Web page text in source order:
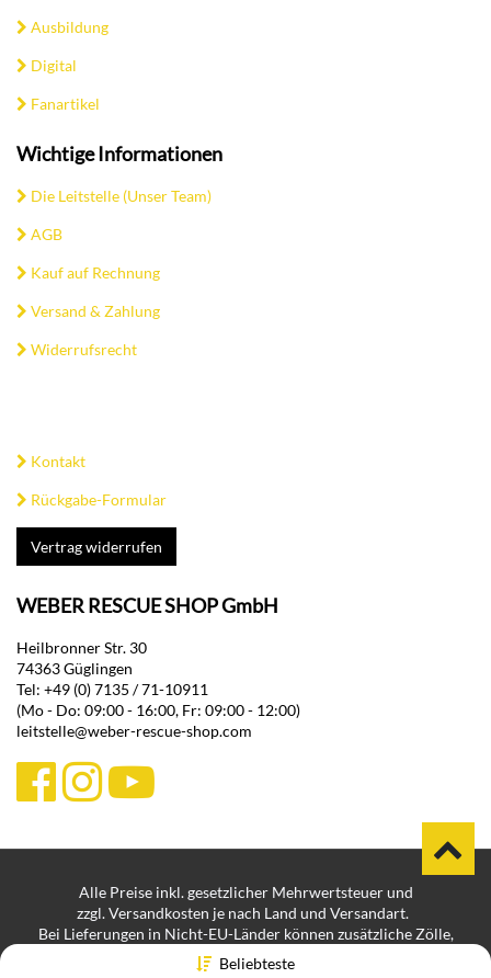
Beliebteste
Ausbildung
Digital
Fanartikel
Wichtige Informationen
Die Leitstelle (Unser Team)
AGB
Kauf auf Rechnung
Versand & Zahlung
Widerrufsrecht
Kontakt
Rückgabe-Formular
Vertrag widerrufen
WEBER RESCUE SHOP GmbH
Heilbronner Str. 30
74363 Güglingen
Tel: +49 (0) 7135 / 71-10911
(Mo - Do: 09:00 - 16:00, Fr: 09:00 - 12:00)
leitstelle@weber-rescue-shop.com
Alle Preise inkl. gesetzlicher Mehrwertsteuer und
zzgl. Versandkosten je nach Land und Versandart.
Bei Lieferungen in Nicht-EU-Länder können zusätzliche Zölle,
Steuern und Gebühren anfallen.